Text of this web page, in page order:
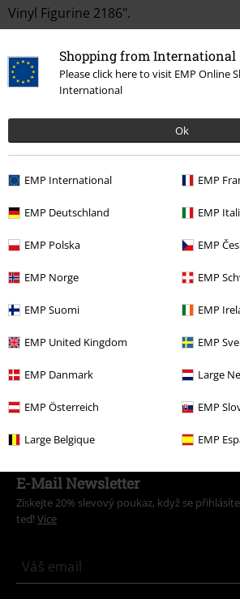
Shopping from International
Please click here to visit EMP Online
International
Ok
EMP International EMP
EMP Deutschland EMP
EMP Polska EMP
EMP Norge EMP
EMP Suomi EMP
EMP United Kingdom EMP
EMP Danmark Large
EMP Österreich EMP
Large Belgique EMP
Vinyl Figurine 2186".
More categories. More options.
Filmy & seriály TV-seriály
Filmy & seriály TV-seriály
Filmy & seriály Filmy
Filmy & seriály Funko Pop! Anime
Filmy & seriály Sběratelské předměty
E-Mail Newsletter
Získejte 20% slevový poukaz, když se přihlásíte
teď! Více